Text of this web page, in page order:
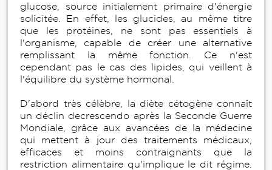
glucose, source initialement primaire d'énergie
solicitée. En effet, les glucides, au même titre
que les protéines, ne sont pas essentiels à
l'organisme, capable de créer une alternative
remplissant la même fonction. Ce n'est
cependant pas le cas des lipides, qui veillent à
l'équilibre du système hormonal.
D'abord très célèbre, la diète cétogène connaît
un déclin decrescendo après la Seconde Guerre
Mondiale, grâce aux avancées de la médecine
qui mettent à jour des traitements médicaux,
efficaces et moins contraignants que la
restriction alimentaire qu'implique le dit régime.